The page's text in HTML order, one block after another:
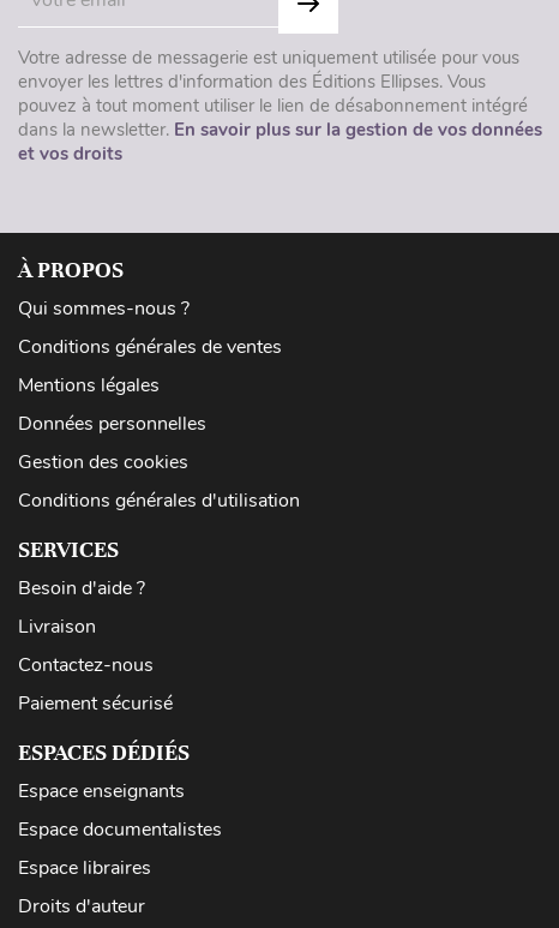
Votre adresse de messagerie est uniquement utilisée pour vous
envoyer les lettres d'information des Éditions Ellipses. Vous
pouvez à tout moment utiliser le lien de désabonnement intégré
dans la newsletter. En savoir plus sur la gestion de vos données
et vos droits
À PROPOS
Qui sommes-nous ?
Conditions générales de ventes
Mentions légales
Données personnelles
Gestion des cookies
Conditions générales d'utilisation
SERVICES
Besoin d'aide ?
Livraison
Contactez-nous
Paiement sécurisé
ESPACES DÉDIÉS
Espace enseignants
Espace documentalistes
Espace libraires
Droits d'auteur